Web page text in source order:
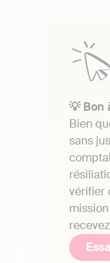
💡 Bon
Bien
sans
vérifier